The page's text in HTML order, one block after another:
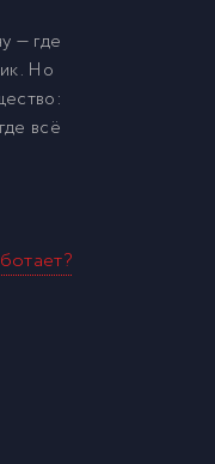
— где
Но
всё